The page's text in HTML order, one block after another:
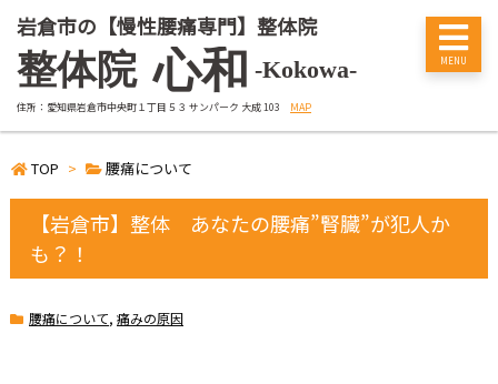
岩倉市の【慢性腰痛専門】整体院
整体院 心和 -Kokowa-
住所：愛知県岩倉市中央町１丁目５３ サンパーク 大成 103 MAP
TOP > 腰痛について
【岩倉市】整体 あなたの腰痛”腎臓”が犯人か
も？！
腰痛について, 痛みの原因